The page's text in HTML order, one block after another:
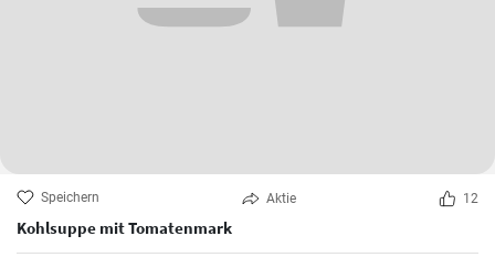
Speichern Aktie 12
Kohlsuppe mit Tomatenmark